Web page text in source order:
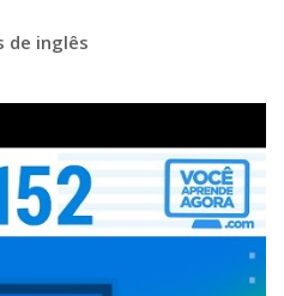
de inglês